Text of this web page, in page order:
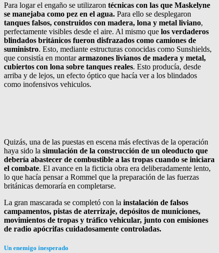
Para logar el engaño se utilizaron técnicas con las que Maskelyne
se manejaba como pez en el agua. Para ello se desplegaron
tanques falsos, construidos con madera, lona y metal liviano,
perfectamente visibles desde el aire. Al mismo que los verdaderos
blindados británicos fueron disfrazados como camiones de
suministro. Esto, mediante estructuras conocidas como Sunshields,
que consistía en montararmazones livianos de madera y metal,
cubiertos con lona sobre tanques reales. Esto producía, desde
arriba y de lejos, un efecto óptico que hacía ver a los blindados
como inofensivos vehiculos.
Quizás, una de las puestas en escena más efectivas de la operación
haya sido la simulación de la construcción de un oleoducto que
debería abastecer de combustible a las tropas cuando se iniciara
el combate. El avance en la ficticia obra era deliberadamente lento,
lo que hacía pensar a Rommel que la preparación de las fuerzas
británicas demoraría en completarse.
La gran mascarada se completó con la instalación de falsos
campamentos, pistas de aterrizaje, depósitos de municiones,
movimientos de tropas y tráfico vehicular, junto con emisiones
de radio apócrifas cuidadosamente controladas.
Un enemigo inesperado